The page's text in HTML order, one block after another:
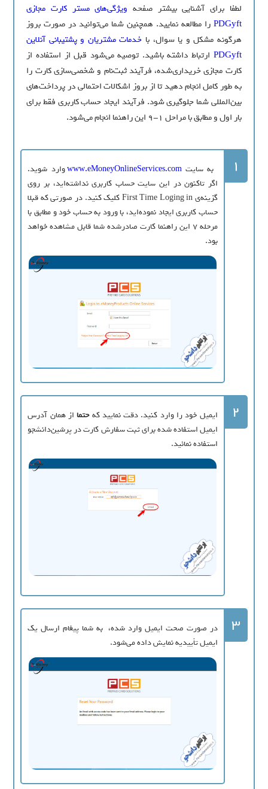
لطفا برای آشنایی بیشتر صفحه ویژگی‌های مستر کارت مجازی
PDGyft را مطالعه نمایید. همچنین شما می‌توانید در صورت بروز
هرگونه مشکل و یا سوال، با خدمات مشتریان و پشتیبانی آنلاین
PDGyft ارتباط داشته باشید. توصیه می‌شود قبل از استفاده از
کارت مجازی خریداری‌شده، فرآیند ثبت‌‌نام و شخصی‌سازی کارت را
به طور کامل انجام دهيد تا از بروز اشکالات احتمالی در پرداخت‌های
بین‌المللی شما جلوگیری شود. فرآیند ایجاد حساب کاربری فقط برای
بار اول و مطابق با مراحل 1-9 این راهنما انجام می‌شود.
1 به سایتwww.eMoneyOnlineServices.comوارد شويد.
اگر تاکنون در این سایت حساب کاربری نداشته‌اید، بر روی
گزینه‌ی First Time Loging in کلیک كنيد. در صورتی که قبلا
حساب كاربری ایجاد نموده‌اید، با ورود به حساب خود و مطابق با
مرحله 7 این راهنما کارت صادرشده شما قابل مشاهده خواهد
بود.
2 ایمیل خود را وارد کنید. دقت نمایید کهحتمااز همان آدرس
ایمیل استفاده شده برای ثبت سفارش کارت در پرشین‌دانشجو
استفاده نمائید.
3
در صورت صحت ایمیل وارد شده، به شما پیغام ارسال یک
ایمیل تأییدیه نمایش داده می‌شود.